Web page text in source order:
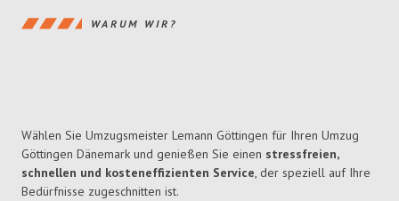
WARUM WIR?
Wählen Sie Umzugsmeister Lemann Göttingen für Ihren Umzug
Göttingen Dänemark und genießen Sie einen stressfreien,
schnellen und kosteneffizienten Service, der speziell auf Ihre
Bedürfnisse zugeschnitten ist.